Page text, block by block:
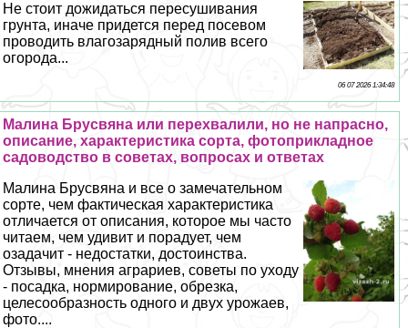
Не стоит дожидаться пересушивания
грунта, иначе придется перед посевом
проводить влагозарядный полив всего
огорода...
06 07 2026 1:34:48
Малина Брусвяна или перехвалили, но не напрасно,
описание, хаpaктеристика сорта, фотоприкладное
садоводство в советах, вопросах и ответах
Малина Брусвяна и все о замечательном
сорте, чем фактическая хаpaктеристика
отличается от описания, которое мы часто
читаем, чем удивит и порадует, чем
озадачит - недостатки, достоинства.
Отзывы, мнения аграриев, советы по уходу
- посадка, нормирование, обрезка,
целесообразность одного и двух урожаев,
фото....